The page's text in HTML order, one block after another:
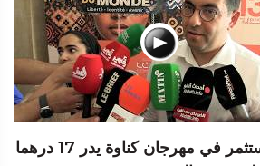
بنسعيد: كل درهم يُستثمر في مهرجان كناوة يدر 17 درهما